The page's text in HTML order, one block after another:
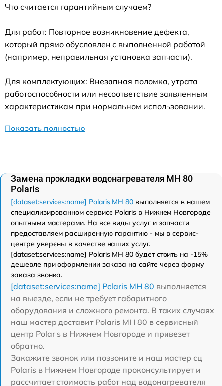
Что считается гарантийным случаем?
Для работ: Повторное возникновение дефекта,
который прямо обусловлен с выполненной работой
(например, неправильная установка запчасти).
Для комплектующих: Внезапная поломка, утрата
работоспособности или несоответствие заявленным
характеристикам при нормальном использовании.
Показать полностью
Замена прокладки водонагревателя MH 80
Polaris
[dataset:services:name] Polaris MH 80 выполняется в нашем
специализированном сервисе Polaris в Нижнем Новгороде
опытными мастерами. На все виды услуг и запчасти
предоставляем расширенную гарантию - мы в сервис-
центре уверены в качестве наших услуг.
[dataset:services:name] Polaris MH 80 будет стоить на -15%
дешевле при оформлении заказа на сайте через форму
заказа звонка.
[dataset:services:name] Polaris MH 80 выполняется
на выезде, если не требует габаритного
оборудования и сложного ремонта. В таких случаях
наш мастер доставит Polaris MH 80 в сервисный
центр Polaris в Нижнем Новгороде и привезет
обратно.
Закажите звонок или позвоните и наш мастер сц
Polaris в Нижнем Новгороде проконсультирует и
рассчитает стоимость работ над водонагревателя